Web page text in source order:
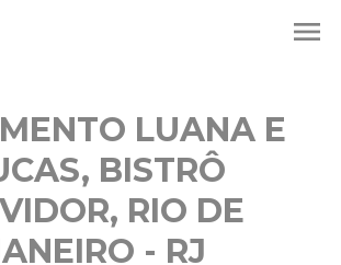
menu
LUANA E
BISTRÔ
RIO DE
- RJ